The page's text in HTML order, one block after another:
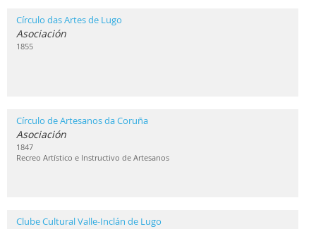
Círculo das Artes de Lugo
Asociación
1855
Círculo de Artesanos da Coruña
Asociación
1847
Recreo Artístico e Instructivo de Artesanos
Clube Cultural Valle-Inclán de Lugo